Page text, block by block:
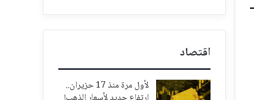
اقتصاد
لأول مرة منذ 17 حزيران..